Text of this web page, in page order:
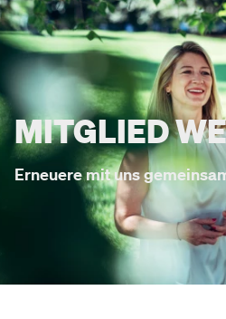
MITGLIED
Erneuere mit uns